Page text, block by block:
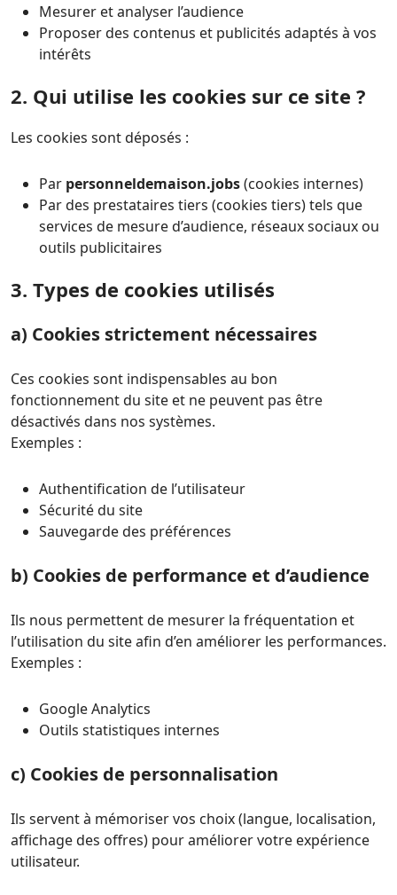
Mesurer et analyser l’audience
Proposer des contenus et publicités adaptés à vos
intérêts
2. Qui utilise les cookies sur ce site ?
Les cookies sont déposés :
Par personneldemaison.jobs(cookies internes)
Par des prestataires tiers (cookies tiers) tels que
services de mesure d’audience, réseaux sociaux ou
outils publicitaires
3. Types de cookies utilisés
a) Cookies strictement nécessaires
Ces cookies sont indispensables au bon
fonctionnement du site et ne peuvent pas être
désactivés dans nos systèmes.
Exemples :
Authentification de l’utilisateur
Sécurité du site
Sauvegarde des préférences
b) Cookies de performance et d’audience
Ils nous permettent de mesurer la fréquentation et
l’utilisation du site afin d’en améliorer les performances.
Exemples :
Google Analytics
Outils statistiques internes
c) Cookies de personnalisation
Ils servent à mémoriser vos choix (langue, localisation,
affichage des offres) pour améliorer votre expérience
utilisateur.